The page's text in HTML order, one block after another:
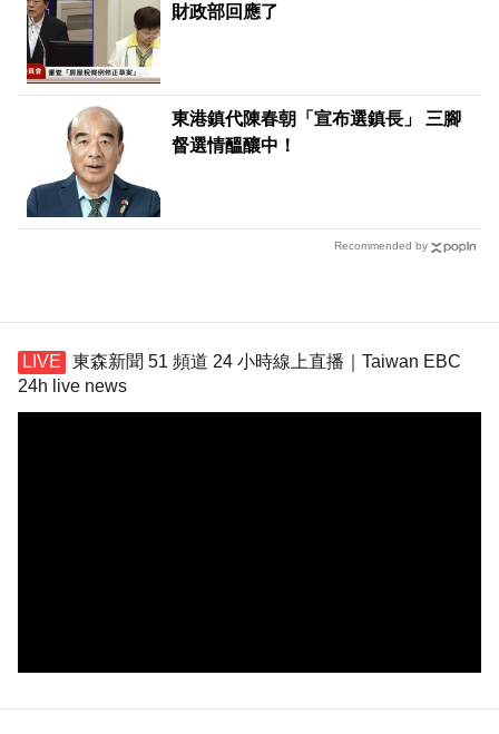
財政部回應了
東港鎮代陳春朝「宣布選鎮長」 三腳
督選情醞釀中！
Recommended by
東森新聞 51 頻道 24 小時線上直播｜Taiwan EBC
24h live news